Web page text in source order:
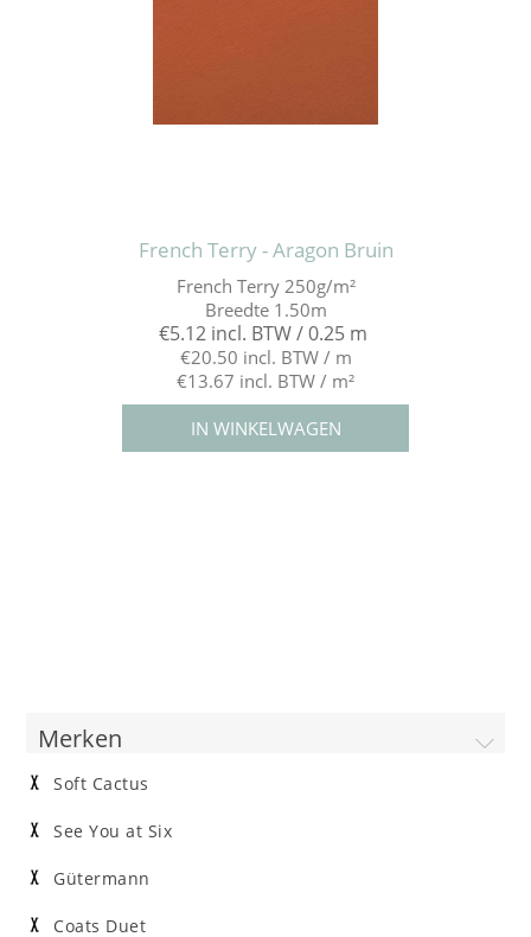
French Terry - Aragon Bruin
French Terry 250g/m²
Breedte 1.50m
€5.12 incl. BTW / 0.25 m
€20.50 incl. BTW / m
€13.67 incl. BTW / m²
Merken
Soft Cactus
See You at Six
Gütermann
Coats Duet